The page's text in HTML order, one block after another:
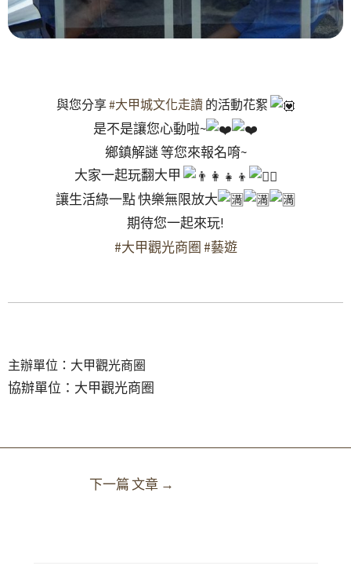
與您分享#大甲城文化走讀 的活動花絮
是不是讓您心動啦~
鄉鎮解謎 等您來報名唷~
大家一起玩翻大甲
讓生活綠一點 快樂無限放大
期待您一起來玩!
#大甲觀光商圈 #藝遊
主辦單位：大甲觀光商圈
協辦單位：大甲觀光商圈
下一篇 文章 →